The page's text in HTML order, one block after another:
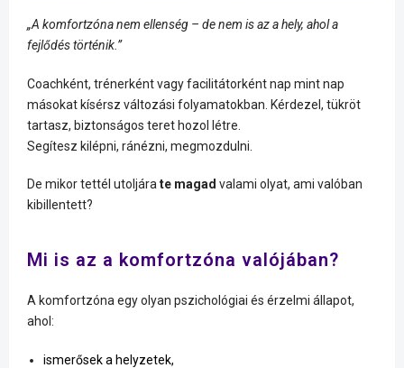
„A komfortzóna nem ellenség – de nem is az a hely, ahol a
fejlődés történik.”
Coachként, trénerként vagy facilitátorként nap mint nap
másokat kísérsz változási folyamatokban. Kérdezel, tükröt
tartasz, biztonságos teret hozol létre.
Segítesz kilépni, ránézni, megmozdulni.
De mikor tettél utoljára te magad valami olyat, ami valóban
kibillentett?
Mi is az a komfortzóna valójában?
A komfortzóna egy olyan pszichológiai és érzelmi állapot,
ahol:
ismerősek a helyzetek,